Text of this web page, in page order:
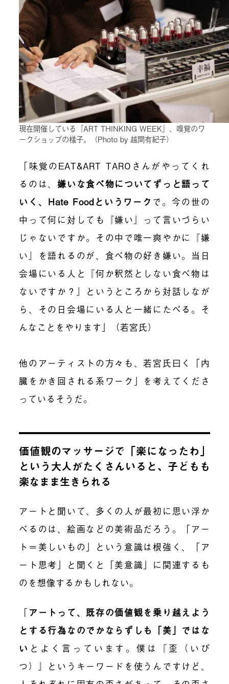
現在開催している『ART THINKING WEEK』、嗅覚のワ
ークショップの様子。（Photo by 越間有紀子）
「味覚のEAT&ART TAROさんがやってくれ
るのは、嫌いな食べ物についてずっと語って
いく、Hate Foodというワーク で。今の世の
中って何に対しても『嫌い』って言いづらい
じゃないですか。その中で唯一爽やかに『嫌
い』を語れるのが、食べ物の好き嫌い。当日
会場にいる人と『何か釈然としない食べ物は
ないですか？』というところから対話しなが
ら、その日会場にいる人と一緒にたべる。そ
んなことをやります」（若宮氏）
他のアーティストの方々も、若宮氏曰く「内
臓をかき回される系ワーク」を考えてくださ
っているそうだ。
価値観のマッサージで「楽になったわ」
という大人がたくさんいると、子どもも
楽なまま生きられる
アートと聞いて、多くの人が最初に思い浮か
べるのは、絵画などの美術品だろう。「アー
ト＝美しいもの」という意識は根強く、「ア
ート思考」と聞くと「美意識」に関連するも
のを想像するかもしれない。
「 アートって、既存の価値観を乗り越えよう
とする行為なのでかならずしも「美」ではな
い とよく言っています 。僕は『歪（いび
つ）』というキーワードを使うんですけど、